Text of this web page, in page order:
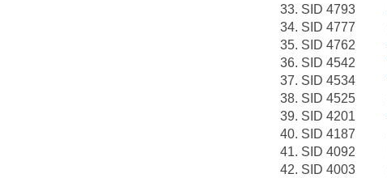
SID 4793
SID 4777
SID 4762
SID 4542
SID 4534
SID 4525
SID 4201
SID 4187
SID 4092
SID 4003